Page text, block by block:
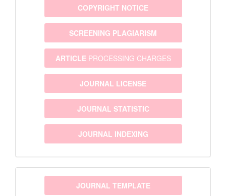
COPYRIGHT NOTICE
SCREENING PLAGIARISM
ARTICLEPROCESSING CHARGES
JOURNAL LICENSE
JOURNAL STATISTIC
JOURNAL INDEXING
templateJOURNAL TEMPLATE